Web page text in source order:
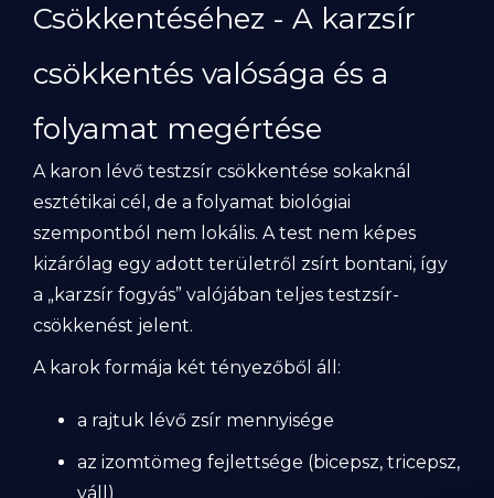
Csökkentéséhez - A karzsír
csökkentés valósága és a
folyamat megértése
A karon lévő testzsír csökkentése sokaknál
esztétikai cél, de a folyamat biológiai
szempontból nem lokális. A test nem képes
kizárólag egy adott területről zsírt bontani, így
a „karzsír fogyás” valójában teljes testzsír-
csökkenést jelent.
A karok formája két tényezőből áll:
a rajtuk lévő zsír mennyisége
az izomtömeg fejlettsége (bicepsz, tricepsz,
váll)